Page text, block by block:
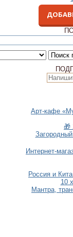
Арт-кафе
🎁
Интернет-
Россия и
10
Мантра,